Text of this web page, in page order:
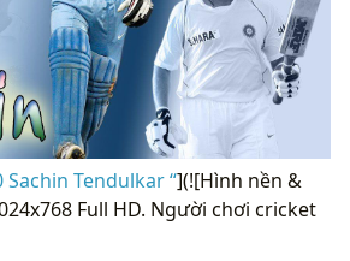
Tendulkar “](![Hình nền &
Full HD. Người chơi cricket